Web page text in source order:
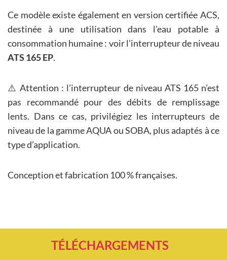
Ce modèle existe également en version certifiée ACS,
destinée à une utilisation dans l’eau potable à
consommation humaine : voir l’interrupteur de niveau
ATS 165 EP.
⚠️ Attention : l’interrupteur de niveau ATS 165 n’est
pas recommandé pour des débits de remplissage
lents. Dans ce cas, privilégiez les interrupteurs de
niveau de la gamme AQUA ou SOBA, plus adaptés à ce
type d’application.
Conception et fabrication 100 % françaises.
TÉLÉCHARGEMENTS